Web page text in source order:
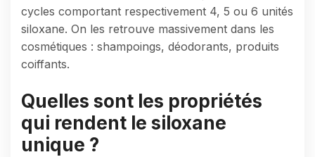
cycles comportant respectivement 4, 5 ou 6 unités
siloxane. On les retrouve massivement dans les
cosmétiques : shampoings, déodorants, produits
coiffants.
Quelles sont les propriétés
qui rendent le siloxane
unique ?